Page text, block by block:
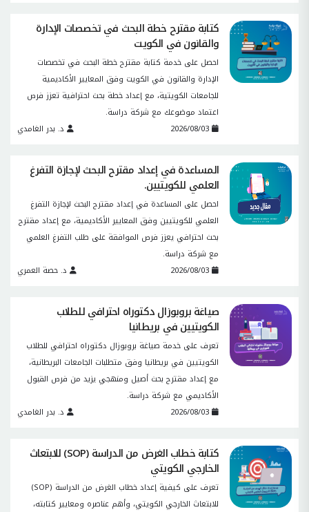
كتابة مقترح خطة البحث في تخصصات الإدارة
والقانون في الكويت
احصل على خدمة كتابة مقترح خطة البحث في تخصصات
الإدارة والقانون في الكويت وفق المعايير الأكاديمية
للجامعات الكويتية، مع إعداد خطة بحث احترافية تعزز فرص
اعتماد موضوعك مع شركة دراسة.
د. بدر الغامدي
المساعدة في إعداد مقترح البحث لإجازة التفرغ
العلمي للكويتيين.
احصل على المساعدة في إعداد مقترح البحث لإجازة التفرغ
العلمي للكويتيين وفق المعايير الأكاديمية، مع إعداد مقترح
بحث احترافي يعزز فرص الموافقة على طلب التفرغ العلمي
مع شركة دراسة.
د. حصة العمري
صياغة بروبوزال دكتوراه احترافي للطلاب
الكويتيين في بريطانيا
تعرف على خدمة صياغة بروبوزال دكتوراه احترافي للطلاب
الكويتيين في بريطانيا وفق متطلبات الجامعات البريطانية،
مع إعداد مقترح بحث أصيل ومنهجي يزيد من فرص القبول
الأكاديمي مع شركة دراسة.
د. بدر الغامدي
كتابة خطاب الغرض من الدراسة (SOP) للابتعاث
الخارجي الكويتي
تعرف على كيفية إعداد خطاب الغرض من الدراسة (SOP)
للابتعاث الخارجي الكويتي، وأهم عناصره ومعايير كتابته،